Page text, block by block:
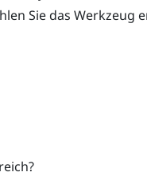
Sie das Werkzeug